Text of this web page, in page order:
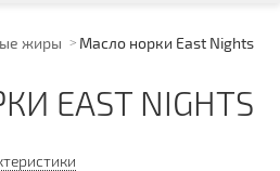
жиры Масло норки East Nights
EAST NIGHTS